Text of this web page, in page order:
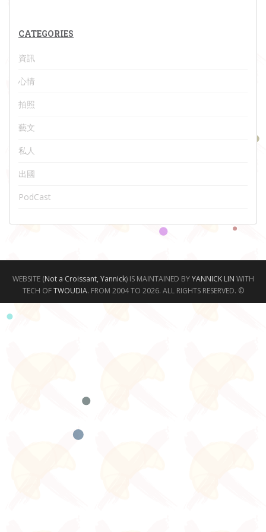
CATEGORIES
資訊
心情
拍照
藝文
私人
出國
PodCast
WEBSITE (Not a Croissant, Yannick) IS MAINTAINED BYYANNICK LIN WITH
TECH OFTWOUDIA. FROM 2004 TO 2026. ALL RIGHTS RESERVED. ©